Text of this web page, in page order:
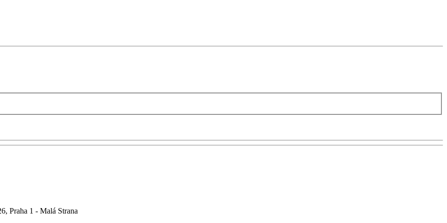
Praha 1 - Malá Strana